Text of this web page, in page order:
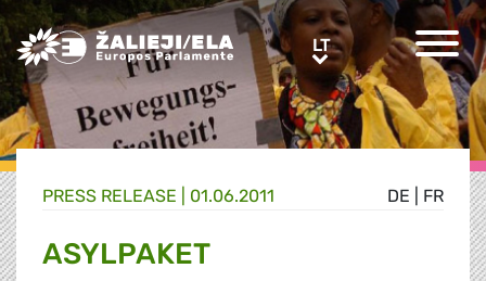
Greens/EFA Home LTLT
DE FR
PRESS RELEASE | 01.06.2011
ASYLPAKET